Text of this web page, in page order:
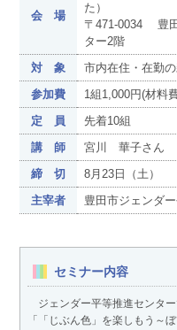
会 場
た）
〒471-0034 豊
ター2階
対 象
市内在住・在勤
参加費
1組1,000円(材料
定 員
先着10組
講 師
宮川 華子さん
締 切
8月23日（土）
主宰者
豊田市ジェンダ
セミナー内容
ジェンダー平等推進センタ
「「じぶん色」を楽しもう～